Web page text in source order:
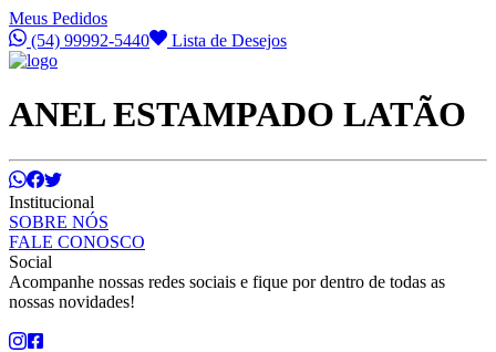
Meus Pedidos
(54) 99992-5440
Lista de Desejos
ANEL ESTAMPADO LATÃO
Institucional
SOBRE NÓS
FALE CONOSCO
Social
Acompanhe nossas redes sociais e fique por dentro de todas as
nossas novidades!